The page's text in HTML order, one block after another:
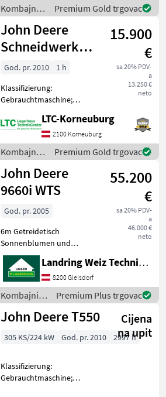
3. 500 l, Kabine mit Klima
Kombajni /
John Deere
Premium Gold trgovac
John Deere
Schneidwerk
622R
15.900
€
sa 20% PDV-
a
13.250 €
neto
God. pr. 2010
1 h
Klassifizierung:
Gebrauchtmaschine;
Getreideschneidwerk;
Vorsatzgerät Modell: John
Deere 622R; Vorsatzgerät
Seriennummer:
1Z0622RXA90036046/ARTIKE
LTC-Korneuburg
2100 Korneuburg
Kombajni /
John Deere
Premium Gold trgovac
John Deere
9660i WTS
55.200
€
sa 20% PDV-
a
46.000 €
neto
God. pr. 2005
6m Getreidetisch
Sonnenblumen und
Maisausrüstung vorhanden
Kabina, Oprema za kukuruz
Kombajni Žitni kombajni
(kombajni za žito)
Landring Weiz Technikzentrum Süd
8200 Gleisdorf
Kombajni /
John Deere
Premium Plus trgovac
John Deere T550
Cijena
na upit
305 KS/224 kW God. pr. 2010 2997 h
Klassifizierung:
Gebrauchtmaschine;